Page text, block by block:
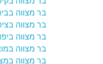
בר מצווה
בר מצווה
בר מצווה ביפו
בר מצווה
בר מצווה